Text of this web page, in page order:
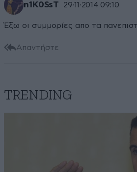
n1K0SsT 29·11·2014 09:10
Έξω οι συμμορίες απο τα
Απαντήστε
TRENDING